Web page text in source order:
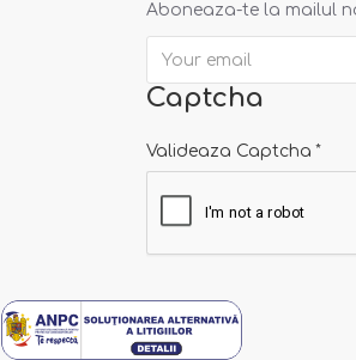
Pantalonii au
Aboneaza-te la mailul
Captcha
Valideaza Captcha